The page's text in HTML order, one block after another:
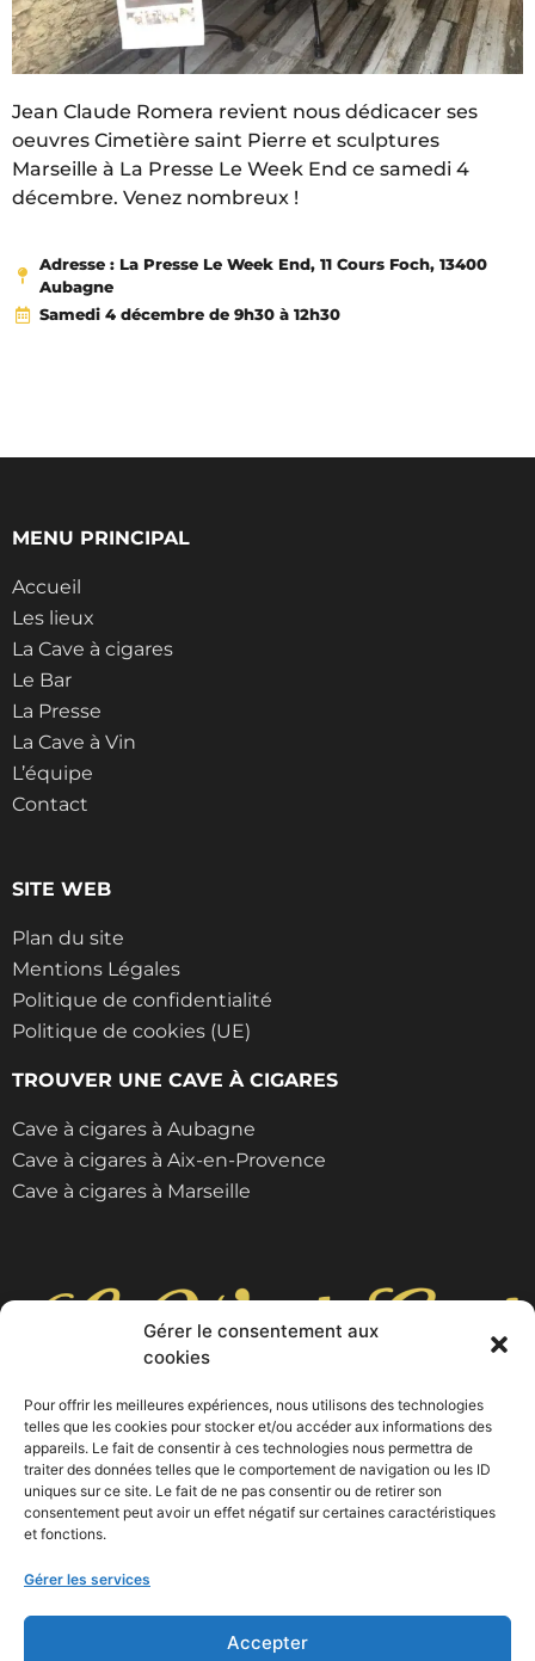
Gérer le consentement aux
cookies
Pour offrir les meilleures expériences, nous utilisons des technologies
telles que les cookies pour stocker et/ou accéder aux informations des
appareils. Le fait de consentir à ces technologies nous permettra de
traiter des données telles que le comportement de navigation ou les ID
uniques sur ce site. Le fait de ne pas consentir ou de retirer son
consentement peut avoir un effet négatif sur certaines caractéristiques
et fonctions.
Gérer les services
Accepter
Jean Claude Romera revient nous dédicacer ses
oeuvres Cimetière saint Pierre et sculptures
Marseille à La Presse Le Week End ce samedi 4
décembre. Venez nombreux !
Adresse : La Presse Le Week End, 11 Cours Foch, 13400
Aubagne
Samedi 4 décembre de 9h30 à 12h30
MENU PRINCIPAL
Accueil
Les lieux
La Cave à cigares
Le Bar
La Presse
La Cave à Vin
L’équipe
Contact
SITE WEB
Plan du site
Mentions Légales
Politique de confidentialité
Politique de cookies (UE)
TROUVER UNE CAVE À CIGARES
Cave à cigares à Aubagne
Cave à cigares à Aix-en-Provence
Cave à cigares à Marseille
9 cours Foch, 13400 Aubagne
04 42 03 10 53